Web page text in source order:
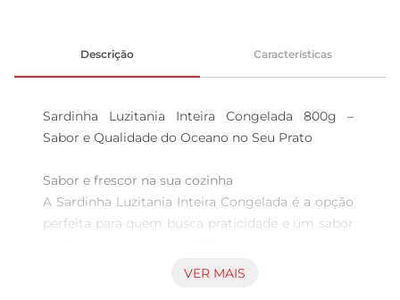
Descrição Características
Sardinha Luzitania Inteira Congelada 800g –
Sabor e Qualidade do Oceano no Seu Prato
Sabor e frescor na sua cozinha
A Sardinha Luzitania Inteira Congelada é a opção
perfeita para quem busca praticidade e um sabor
qualidade da marca Luzitania, reconhecida pela
VER MAIS